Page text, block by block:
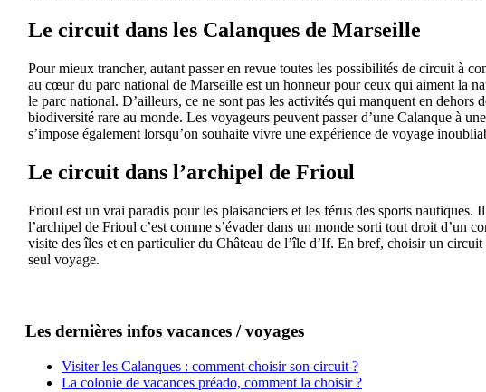
Le circuit dans les Calanques de Marseille
Pour mieux trancher, autant passer en revue toutes les possibilités de circuit à
au cœur du parc national de Marseille est un honneur pour ceux qui aiment la
le parc national. D’ailleurs, ce ne sont pas les activités qui manquent en
biodiversité rare au monde. Les voyageurs peuvent passer d’une Calanque à
s’impose également lorsqu’on souhaite vivre une expérience de voyage
Le circuit dans l’archipel de Frioul
Frioul est un vrai paradis pour les plaisanciers et les férus des sports nautiques.
l’archipel de Frioul c’est comme s’évader dans un monde sorti tout droit d’un
visite des îles et en particulier du Château de l’île d’If. En bref, choisir un
seul voyage.
Les dernières infos vacances / voyages
Visiter les Calanques : comment choisir son circuit ?
La colonie de vacances préado, comment la choisir ?